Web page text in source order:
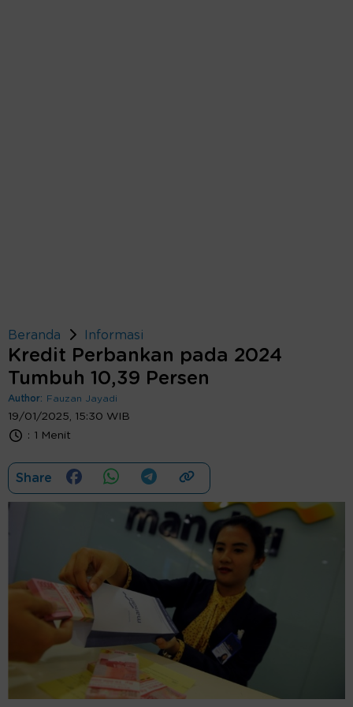
Beranda Informasi
Kredit Perbankan pada 2024
Tumbuh 10,39 Persen
Author: Fauzan Jayadi
19/01/2025, 15:30 WIB
: 1 Menit
Share